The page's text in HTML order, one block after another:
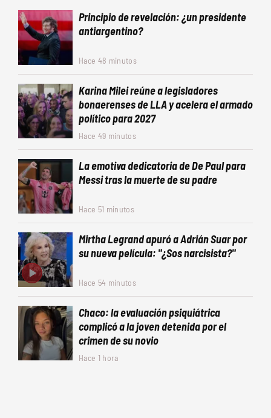
Principio de revelación: ¿un presidente
antiargentino?
Hace 48 minutos
Karina Milei reúne a legisladores
bonaerenses de LLA y acelera el armado
político para 2027
Hace 49 minutos
La emotiva dedicatoria de De Paul para
Messi tras la muerte de su padre
Hace 51 minutos
Mirtha Legrand apuró a Adrián Suar por
su nueva película: "¿Sos narcisista?"
Hace 54 minutos
Chaco: la evaluación psiquiátrica
complicó a la joven detenida por el
crimen de su novio
Hace 1 hora